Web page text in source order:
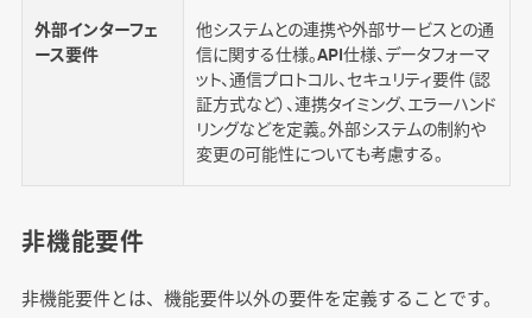
外部インターフェ
ース要件
他システムとの連携や外部サービスとの通
信に関する仕様。API仕様、データフォーマ
ット、通信プロトコル、セキュリティ要件（認
証方式など）、連携タイミング、エラーハンド
リングなどを定義。外部システムの制約や
変更の可能性についても考慮する。
非機能要件
非機能要件とは、機能要件以外の要件を定義することです。